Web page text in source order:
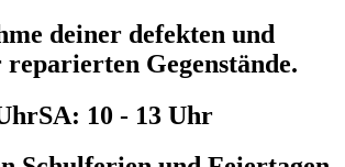
deiner defekten und
reparierten Gegenstände.
SA: 10 - 13 Uhr